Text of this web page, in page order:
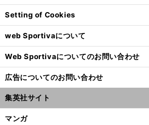
Setting of Cookies
web Sportivaについて
Web Sportivaについてのお問い合わせ
広告についてのお問い合わせ
集英社サイト
マンガ